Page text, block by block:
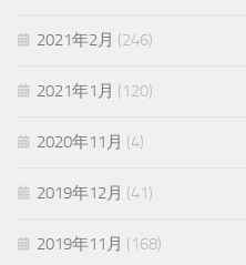
2021年2月 (246)
2021年1月 (120)
2020年11月 (4)
2019年12月 (41)
2019年11月 (168)